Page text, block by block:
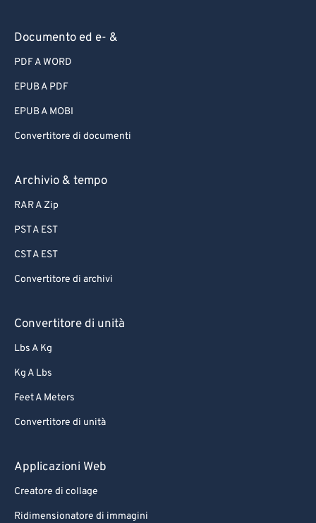
Documento ed e- &
PDF A WORD
EPUB A PDF
EPUB A MOBI
Convertitore di documenti
Archivio & tempo
RAR A Zip
PST A EST
CST A EST
Convertitore di archivi
Convertitore di unità
Lbs A Kg
Kg A Lbs
Feet A Meters
Convertitore di unità
Applicazioni Web
Creatore di collage
Ridimensionatore di immagini